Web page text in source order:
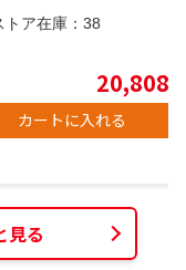
トア在庫： 38
20,808
カートに入れる
見る